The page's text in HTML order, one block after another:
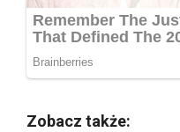
Zobacz także: